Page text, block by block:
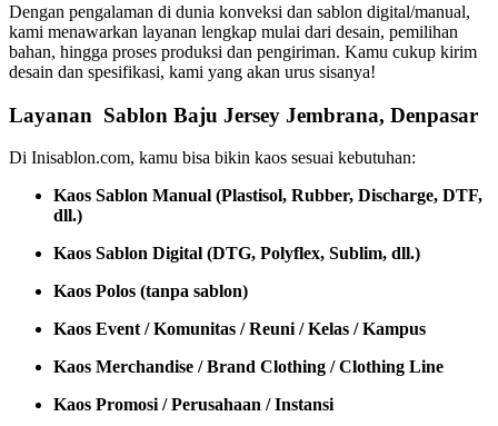
Dengan pengalaman di dunia konveksi dan sablon digital/manual,
kami menawarkan layanan lengkap mulai dari desain, pemilihan
bahan, hingga proses produksi dan pengiriman. Kamu cukup kirim
desain dan spesifikasi, kami yang akan urus sisanya!
Layanan Sablon Baju Jersey Jembrana, Denpasar
Di Inisablon.com, kamu bisa bikin kaos sesuai kebutuhan:
Kaos Sablon Manual (Plastisol, Rubber, Discharge, DTF,
dll.)
Kaos Sablon Digital (DTG, Polyflex, Sublim, dll.)
Kaos Polos (tanpa sablon)
Kaos Event / Komunitas / Reuni / Kelas / Kampus
Kaos Merchandise / Brand Clothing / Clothing Line
Kaos Promosi / Perusahaan / Instansi